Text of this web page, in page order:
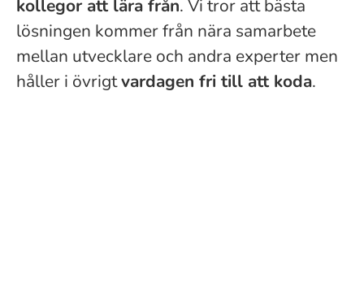
kollegor att lära från. Vi tror att bästa
lösningen kommer från nära samarbete
mellan utvecklare och andra experter men
håller i övrigtvardagen fri till att koda.